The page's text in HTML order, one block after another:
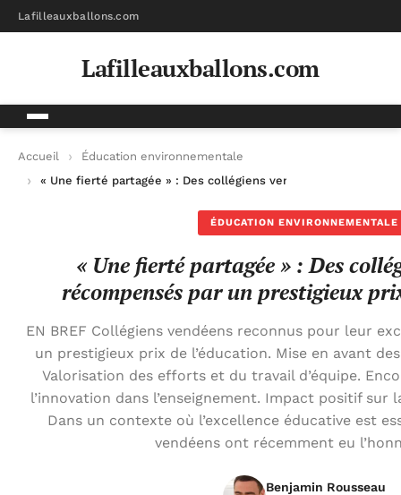
Lafilleauxballons.com
Lafilleauxballons.com
Accueil
Éducation environnementale
« Une fierté partagée » : Des collégiens vendéens
ÉDUCATION ENVIRONNEMENTALE
« Une fierté partagée » : Des
récompensés par un prestigieux
EN BREF Collégiens vendéens reconnus pour leur
un prestigieux prix de l’éducation. Mise en avant
Valorisation des efforts et du travail d’équipe.
l’innovation dans l’enseignement. Impact positif sur
Dans un contexte où l’excellence éducative est
vendéens ont récemment eu
Benjamin Rousseau